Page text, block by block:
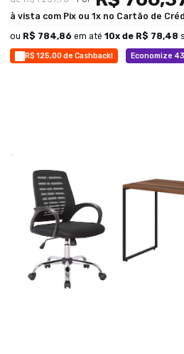
R$ 125,00 de Cashback! Economize
à vista com Pix ou 1x no Cartão de
ou R$ 784,86 em até 10x de R$ 78,48